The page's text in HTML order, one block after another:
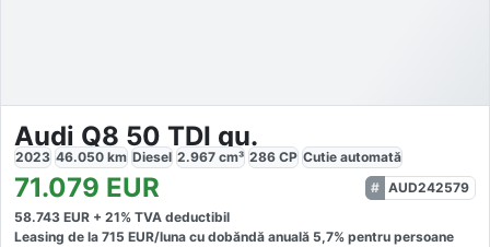
Audi Q8 50 TDI qu.
2023 46.050 km Diesel 2.967 cm³ 286 CP Cutie automată
71.079 EUR
AUD242579
58.743 EUR + 21% TVA deductibil
Leasing de la 715 EUR/luna cu dobăndă anuală 5,7% pentru persoane